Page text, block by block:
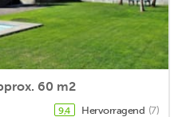
60 m2
9,4 Hervorragend (7)